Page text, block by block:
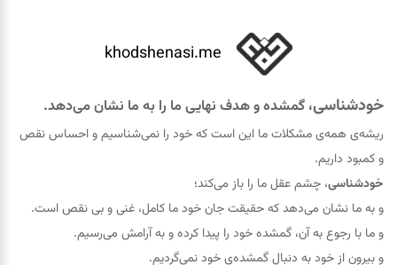
khodshenasi.me
خودشناسی، گمشده و هدف نهایی ما را به ما نشان می‌دهد.
ریشه‌ی همه‌ی مشکلات ما این است که خود را نمی‌شناسیم و احساس نقص
و کمبود داریم.
خودشناسی، چشم عقل ما را باز می‌کند؛
و به ما نشان می‌دهد که حقيقت جان خود ما کامل، غنی و بی نقص است.
و ما با رجوع به آن، گمشده خود را پيدا کرده و به آرامش می‌رسیم.
و بیرون از خود به دنبال گمشده‌ی خود نمی‌گردیم.